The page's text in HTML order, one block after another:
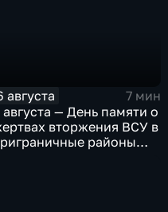
августа
7 мин
августа — День памяти о
вторжения ВСУ в
районы